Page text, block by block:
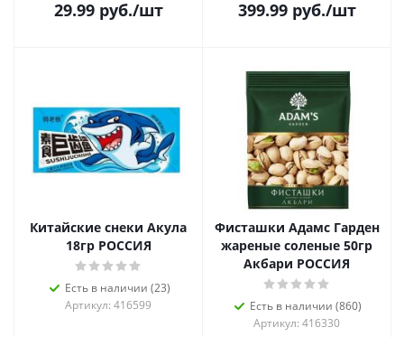
29.99руб./шт 399.99руб./шт
Китайские снеки Акула
18гр РОССИЯ
Есть в наличии (23)
Артикул: 416599
Фисташки Адамс Гарден
жареные соленые 50гр
Акбари РОССИЯ
Есть в наличии (860)
Артикул: 416330